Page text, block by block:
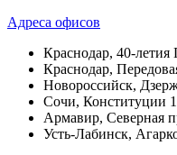
Адреса офисов
Краснодар, 40-
Краснодар,
Новороссийск,
Сочи, Конституции
Армавир, Северная
Усть-Лабинск,